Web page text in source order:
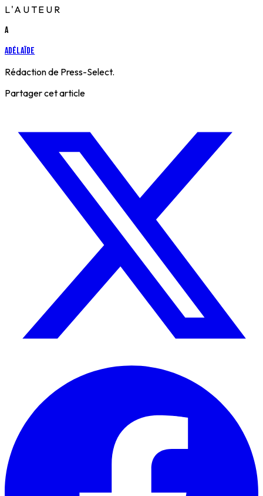
L'AUTEUR
A
Adélaïde
Rédaction de Press-Select.
Partager cet article